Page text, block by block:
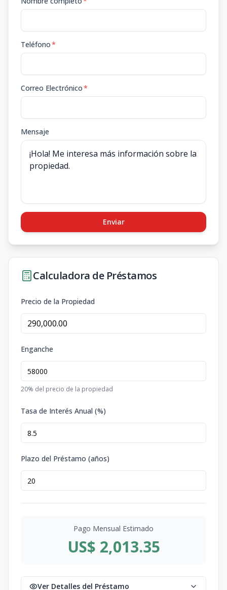
Teléfono*
Correo Electrónico*
Mensaje
Enviar
Calculadora de Préstamos
Precio de la Propiedad
Enganche
20% del precio de la propiedad
Tasa de Interés Anual (%)
Plazo del Préstamo (años)
Pago Mensual Estimado
US$ 2,013.35
Ver Detalles del Préstamo